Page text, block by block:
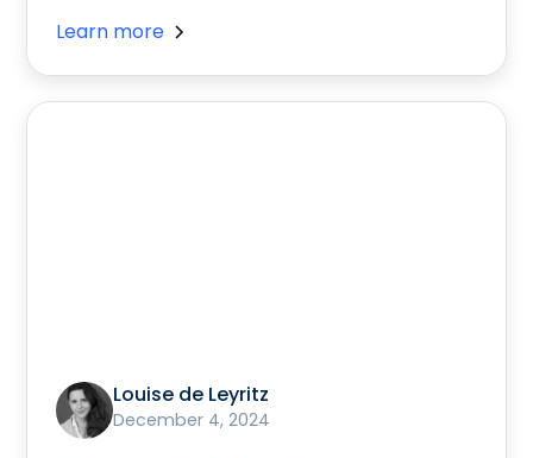
Learn more
Louise de Leyritz
December 4, 2024